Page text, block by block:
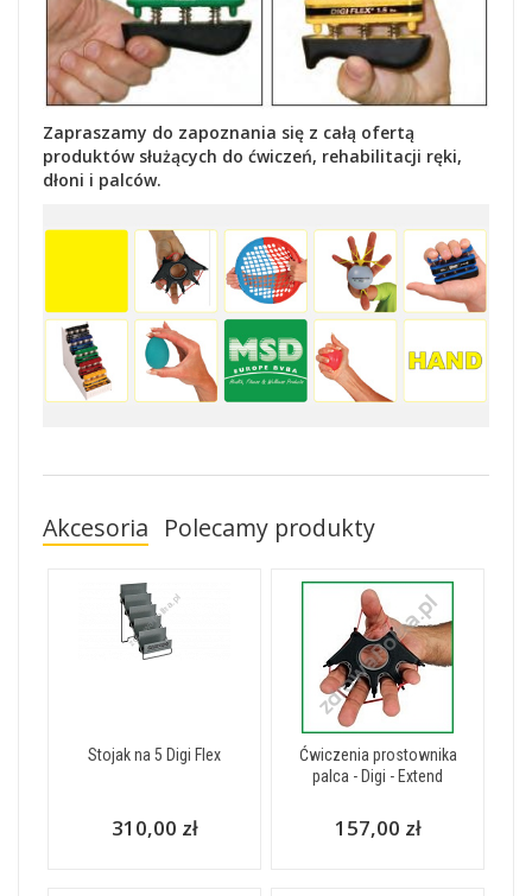
Zapraszamy do zapoznania się z całą ofertą
produktów służących do ćwiczeń, rehabilitacji ręki,
dłoni i palców.
Akcesoria Polecamy produkty
Stojak na 5 Digi Flex
310,00 zł
Ćwiczenia prostownika
palca - Digi - Extend
157,00 zł